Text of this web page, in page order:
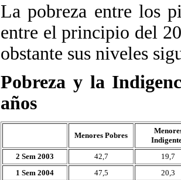
La pobreza entre los
entre el principio del
obstante sus niveles
Pobreza y la
años
Menores Pobres
2 Sem 2003
42,7
19,7
1 Sem 2004
47,5
20,3